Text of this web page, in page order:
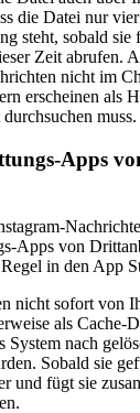
die Datei nur
steht, sobald sie
Zeit abrufen.
nicht im
erscheinen als
Apps
Apps von
in den App
nicht sofort von
als Cache-
System nach
Sobald sie
und fügt sie